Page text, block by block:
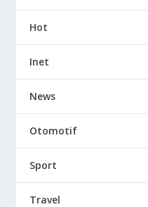
Hot
Inet
News
Otomotif
Sport
Travel